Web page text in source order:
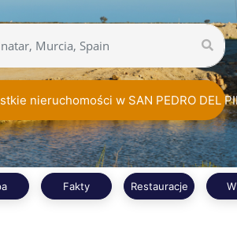
nieruchomości w SAN PEDRO DEL
Fakty Restauracje